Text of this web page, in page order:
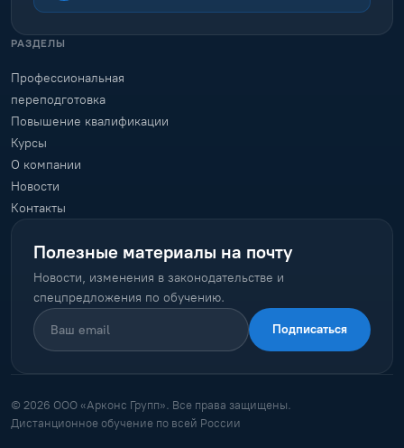
РАЗДЕЛЫ
Профессиональная
переподготовка
Повышение квалификации
Курсы
О компании
Новости
Контакты
Полезные материалы на почту
Новости, изменения в законодательстве и
спецпредложения по обучению.
Подписаться
© 2026 ООО «Арконс Групп». Все права защищены.
Дистанционное обучение по всей России